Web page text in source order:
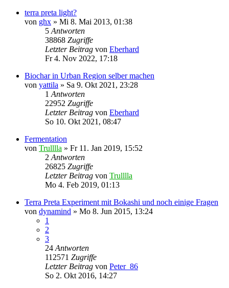
terra preta light?
von ghx » Mi 8. Mai 2013, 01:38
5 Antworten
38868 Zugriffe
Letzter Beitrag von Eberhard
Fr 4. Nov 2022, 17:18
Biochar in Urban Region selber machen
von yattila » Sa 9. Okt 2021, 23:28
1 Antworten
22952 Zugriffe
Letzter Beitrag von Eberhard
So 10. Okt 2021, 08:47
Fermentation
von Trulllla » Fr 11. Jan 2019, 15:52
2 Antworten
26825 Zugriffe
Letzter Beitrag von Trulllla
Mo 4. Feb 2019, 01:13
Terra Preta Experiment mit Bokashi und noch einige Fragen
von dynamind » Mo 8. Jun 2015, 13:24
1
2
3
24 Antworten
112571 Zugriffe
Letzter Beitrag von Peter_86
So 2. Okt 2016, 14:27